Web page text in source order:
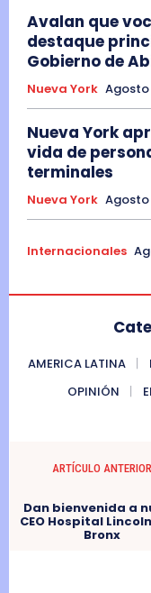
Avalan que
destaque
Gobierno de
Nueva York Agosto
Nueva York
vida de
terminales
Nueva York Agosto
Internacionales
AMERICA LATINA
OPINIÓN
ARTÍCULO ANTERIOR
Dan bienvenida a
CEO Hospital
Bronx